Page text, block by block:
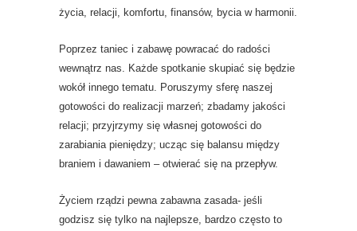
życia, relacji, komfortu, finansów, bycia w harmonii.
Poprzez taniec i zabawę powracać do radości
wewnątrz nas. Każde spotkanie skupiać się będzie
wokół innego tematu. Poruszymy sferę naszej
gotowości do realizacji marzeń; zbadamy jakości
relacji; przyjrzymy się własnej gotowości do
zarabiania pieniędzy; ucząc się balansu między
braniem i dawaniem – otwierać się na przepływ.
Życiem rządzi pewna zabawna zasada- jeśli
godzisz się tylko na najlepsze, bardzo często to